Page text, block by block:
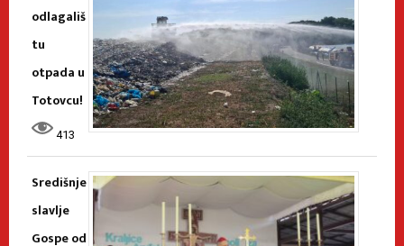
odlagališ
tu
otpada u
Totovcu!
413
Središnje
slavlje
Gospe od